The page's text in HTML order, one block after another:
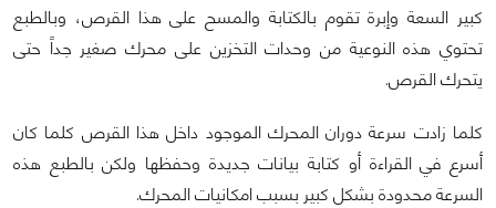
كبير السعة وإبرة تقوم بالكتابة والمسح على هذا القرص، وبالطبع
تحتوي هذه النوعية من وحدات التخزين على محرك صغير جداً حتى
يتحرك القرص.
كلما زادت سرعة دوران المحرك الموجود داخل هذا القرص كلما كان
أسرع في القراءة أو كتابة بيانات جديدة وحفظها ولكن بالطبع هذه
السرعة محدودة بشكل كبير بسبب امكانيات المحرك.